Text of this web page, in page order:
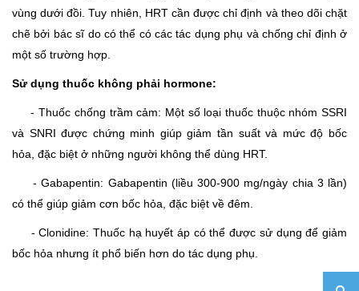
vùng dưới đồi. Tuy nhiên, HRT cần được chỉ định và theo dõi chặt
chẽ bởi bác sĩ do có thể có các tác dụng phụ và chống chỉ định ở
một số trường hợp.
Sử dụng thuốc không phải hormone:
- Thuốc chống trầm cảm: Một số loại thuốc thuộc nhóm SSRI
và SNRI được chứng minh giúp giảm tần suất và mức độ bốc
hỏa, đặc biệt ở những người không thể dùng HRT.
- Gabapentin: Gabapentin (liều 300-900 mg/ngày chia 3 lần)
có thể giúp giảm cơn bốc hỏa, đặc biệt về đêm.
- Clonidine: Thuốc hạ huyết áp có thể được sử dụng để giảm
bốc hỏa nhưng ít phổ biến hơn do tác dụng phụ.